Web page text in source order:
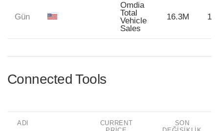
Gün
Omdia
Total
Vehicle
Sales
16.3M
Connected Tools
ADI
CURRENT
SON